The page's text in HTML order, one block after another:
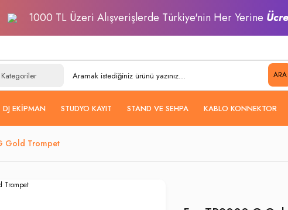
1000 TL Üzeri Alışverişlerde Türkiye'nin Her Yerine
ARA
DJ EKIPMAN STUDYO KAYIT STAND VE SEHPA KABLO KONNEKTOR
Gold Trompet